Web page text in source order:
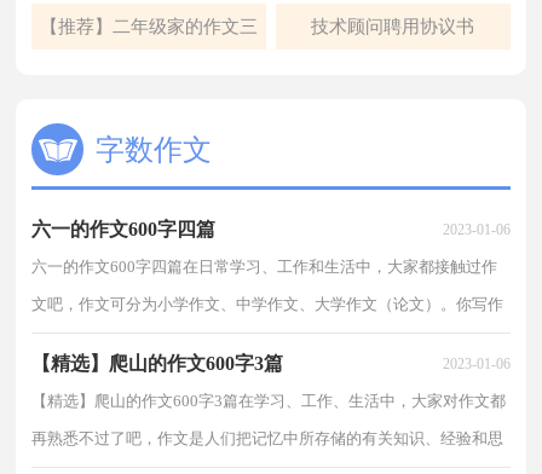
300字四篇 篇
【推荐】二年级家的作文三 技术顾问聘用协议书
字数作文
六一的作文600字四篇 2023-01-06
六一的作文600字四篇在日常学习、工作和生活中，大家都接触过作
文吧，作文可分为小学作文、中学作文、大学作文（论文）。你写作
【精选】爬山的作文600字3篇 2023-01-06
【精选】爬山的作文600字3篇在学习、工作、生活中，大家对作文都
再熟悉不过了吧，作文是人们把记忆中所存储的有关知识、经验和思